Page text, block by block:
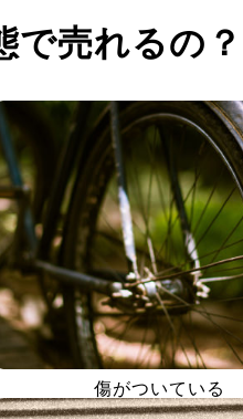
で売れるの？
傷がついている